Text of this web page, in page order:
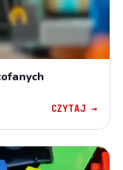
CZYTAJ →